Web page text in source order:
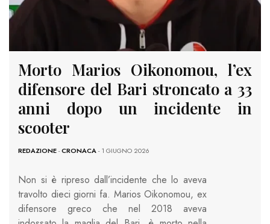
Morto Marios Oikonomou, l’ex
difensore del Bari stroncato a 33
anni dopo un incidente in
scooter
REDAZIONE-CRONACA- 1 GIUGNO 2026
Non si è ripreso dall’incidente che lo aveva
travolto dieci giorni fa. Marios Oikonomou, ex
difensore greco che nel 2018 aveva